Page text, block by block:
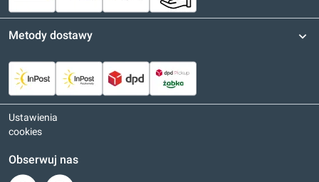
Metody dostawy
Ustawienia
cookies
Obserwuj nas